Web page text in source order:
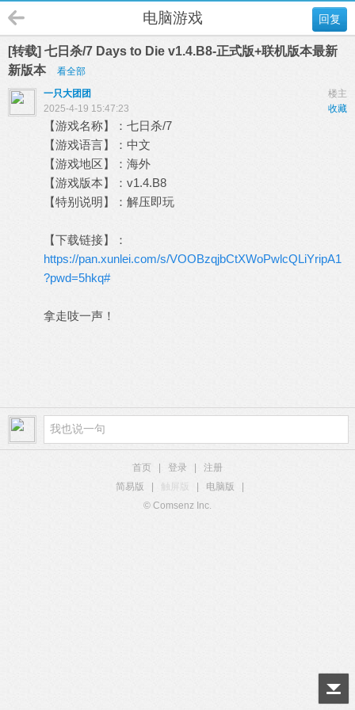
回复
电脑游戏
[转载] 七日杀/7 Days to Die v1.4.B8-正式版+联机版本最新
新版本
看全部
楼主
一只大团团
收藏
2025-4-19 15:47:23
【游戏名称】：七日杀/7
【游戏语言】：中文
【游戏地区】：海外
【游戏版本】：v1.4.B8
【特别说明】：解压即玩
【下载链接】：
https://pan.xunlei.com/s/VOOBzqjbCtXWoPwlcQLiYripA1
?pwd=5hkq#
拿走吱一声！
首页 登录
注册
简易版
触屏版 电脑版
© Comsenz Inc.